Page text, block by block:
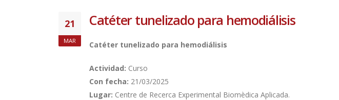
21
MAR
Catéter tunelizado para hemodiálisis
Catéter tunelizado para hemodiálisis
Actividad: Curso
Con fecha: 21/03/2025
Lugar: Centre de Recerca Experimental Biomèdica Aplicada.